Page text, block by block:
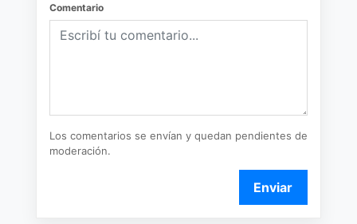
Comentario
Los comentarios se envían y quedan pendientes de
moderación.
Enviar